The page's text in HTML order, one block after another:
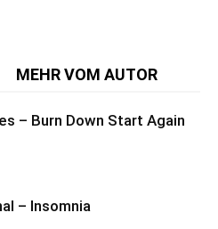
MEHR VOM AUTOR
– Burn Down Start Again
– Insomnia